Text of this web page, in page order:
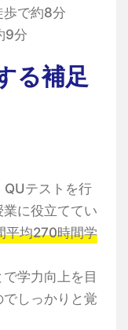
歩で約8分
9分
る補足
QUテストを行
に役立ててい
平均270時間学
学力向上を目
しっかりと覚